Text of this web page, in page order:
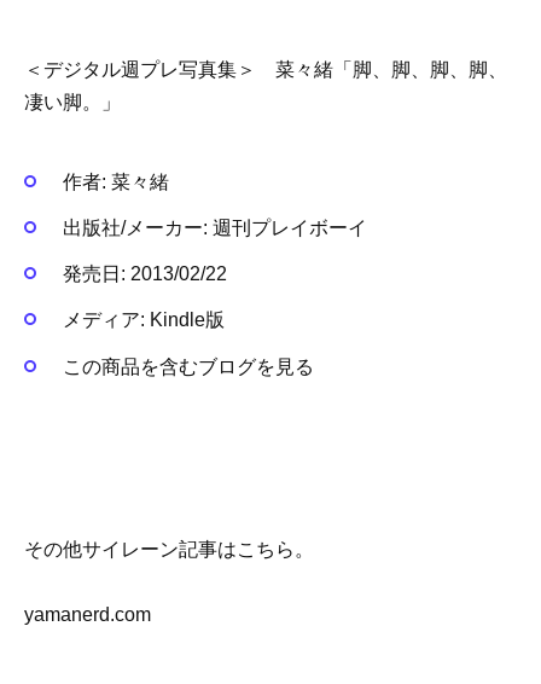
＜デジタル週プレ写真集＞ 菜々緒「脚、脚、脚、脚、
凄い脚。」
作者: 菜々緒
出版社/メーカー: 週刊プレイボーイ
発売日: 2013/02/22
メディア: Kindle版
この商品を含むブログを見る
その他サイレーン記事はこちら。
yamanerd.com